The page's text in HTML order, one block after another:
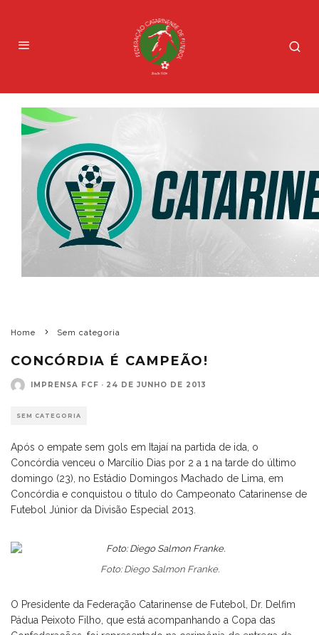
Home Sem categoria
CONCÓRDIA É CAMPEÃO!
IMPRENSA FCF · 24 DE JUNHO DE 2013
SEM CATEGORIA
Após o empate sem gols em Itajaí na partida de ida, o
Concórdia venceu o Marcílio Dias por 2 a 1 na tarde do último
domingo (23), no Estádio Domingos Machado de Lima, em
Concórdia e conquistou o título do Campeonato Catarinense de
Futebol Júnior da Divisão Especial 2013.
Foto: Diego Salmon Franke.
O Presidente da Federação Catarinense de Futebol, Dr. Delfim
Pádua Peixoto Filho, que está acompanhando a Copa das